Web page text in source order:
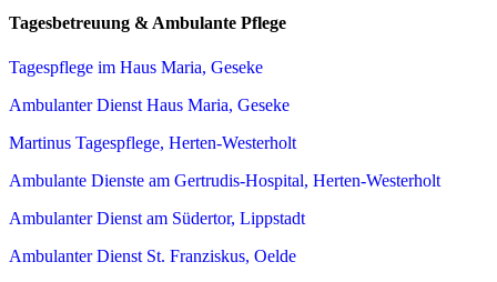
Tagesbetreuung & Ambulante Pflege
Tagespflege im Haus Maria, Geseke
Ambulanter Dienst Haus Maria, Geseke
Martinus Tagespflege, Herten-Westerholt
Ambulante Dienste am Gertrudis-Hospital, Herten-Westerholt
Ambulanter Dienst am Südertor, Lippstadt
Ambulanter Dienst St. Franziskus, Oelde